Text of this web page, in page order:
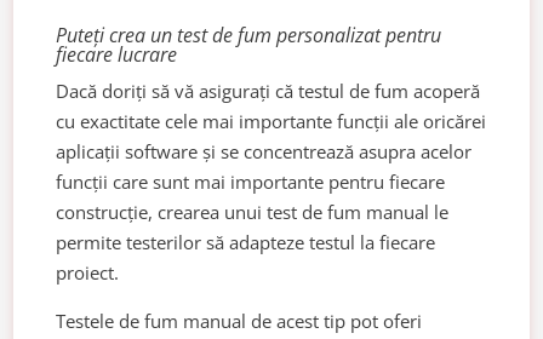
Puteți crea un test de fum personalizat pentru
fiecare lucrare
Dacă doriți să vă asigurați că testul de fum acoperă
cu exactitate cele mai importante funcții ale oricărei
aplicații software și se concentrează asupra acelor
funcții care sunt mai importante pentru fiecare
construcție, crearea unui test de fum manual le
permite testerilor să adapteze testul la fiecare
proiect.
Testele de fum manual de acest tip pot oferi